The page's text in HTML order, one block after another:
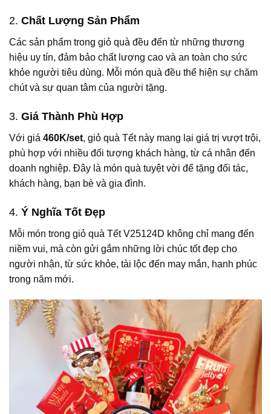
2. Chất Lượng Sản Phẩm
Các sản phẩm trong giỏ quà đều đến từ những thương
hiệu uy tín, đảm bảo chất lượng cao và an toàn cho sức
khỏe người tiêu dùng. Mỗi món quà đều thể hiện sự chăm
chút và sự quan tâm của người tặng.
3. Giá Thành Phù Hợp
Với giá 460K/set, giỏ quà Tết này mang lại giá trị vượt trội,
phù hợp với nhiều đối tượng khách hàng, từ cá nhân đến
doanh nghiệp. Đây là món quà tuyệt vời để tặng đối tác,
khách hàng, bạn bè và gia đình.
4. Ý Nghĩa Tốt Đẹp
Mỗi món trong giỏ quà Tết V25124D không chỉ mang đến
niềm vui, mà còn gửi gắm những lời chúc tốt đẹp cho
người nhận, từ sức khỏe, tài lộc đến may mắn, hạnh phúc
trong năm mới.